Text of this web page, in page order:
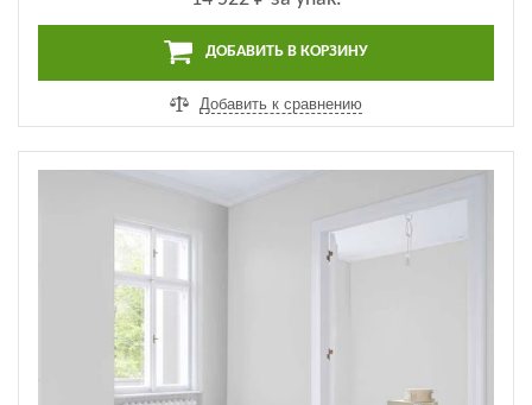
ДОБАВИТЬ В КОРЗИНУ
Добавить к сравнению